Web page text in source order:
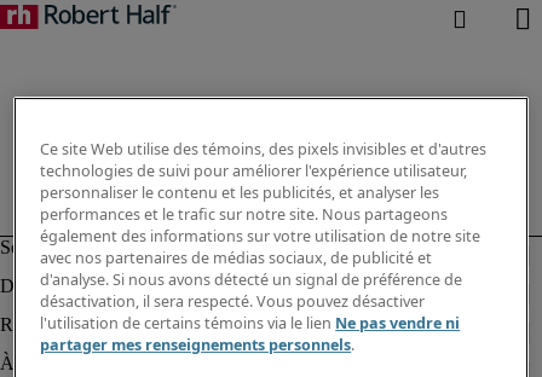
Ce site Web utilise des témoins, des pixels invisibles et d'autres
technologies de suivi pour améliorer l'expérience utilisateur,
personnaliser le contenu et les publicités, et analyser les
performances et le trafic sur notre site. Nous partageons
également des informations sur votre utilisation de notre site
avec nos partenaires de médias sociaux, de publicité et
d'analyse. Si nous avons détecté un signal de préférence de
désactivation, il sera respecté. Vous pouvez désactiver
l'utilisation de certains témoins via le lien Ne pas vendre ni
partager mes renseignements personnels.